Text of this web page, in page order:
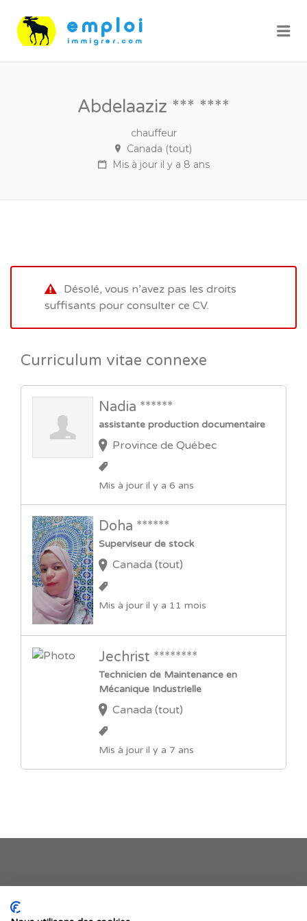
Abdelaaziz *** ****
chauffeur
Canada (tout)
Mis à jour il y a 8 ans
Désolé, vous n’avez pas les droits
suffisants pour consulter ce CV.
Curriculum vitae connexe
Nadia ******
assistante production documentaire
Province de Québec
Mis à jour il y a 6 ans
Doha ******
Superviseur de stock
Canada (tout)
Mis à jour il y a 11 mois
Jechrist ********
Technicien de Maintenance en
Mécanique Industrielle
Canada (tout)
Mis à jour il y a 7 ans
Je publie mon offre